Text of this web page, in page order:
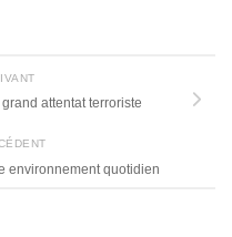
attentat terroriste
environnement quotidien